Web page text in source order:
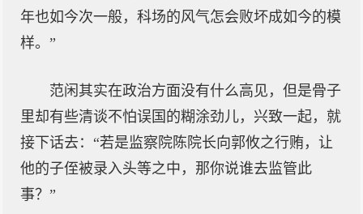
年也如今次一般，科场的风气怎会败坏成如今的模
样。”
范闲其实在政治方面没有什么高见，但是骨子
里却有些清谈不怕误国的糊涂劲儿，兴致一起，就
接下话去：“若是监察院陈院长向郭攸之行贿，让
他的子侄被录入头等之中，那你说谁去监管此
事？”